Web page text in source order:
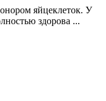
яйцеклеток. У
здорова ...